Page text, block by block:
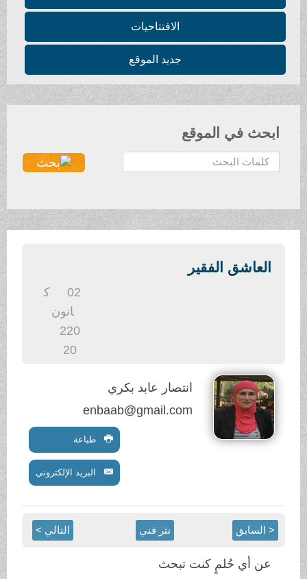
الافتتاحيات
جديد الموقع
ابحث في الموقع
ح
ث
العاشق الفقير
انون
220
20
انتصار عابد بكري
enbaab@gmail.com
طباعة
البريد الإلكتروني
< السابق نثر فني التالي >
عن أي حُلمٍ كنت تبحث